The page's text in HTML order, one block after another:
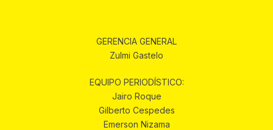
GERENCIA GENERAL
Zulmi Gastelo
EQUIPO PERIODÍSTICO:
Jairo Roque
Gilberto Cespedes
Emerson Nizama